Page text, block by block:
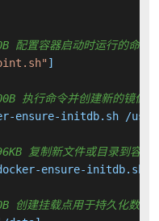
置容器启动时运行的命令
]
行命令并创建新的镜像层
ensure-initdb.sh /
复制新文件或目录到容器
docker-ensure-
建挂载点用于持久化数据